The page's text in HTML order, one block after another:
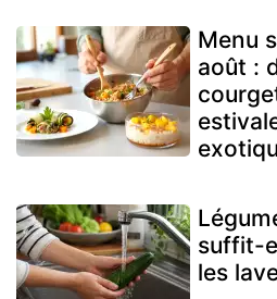
Menu
août :
suffit-
les